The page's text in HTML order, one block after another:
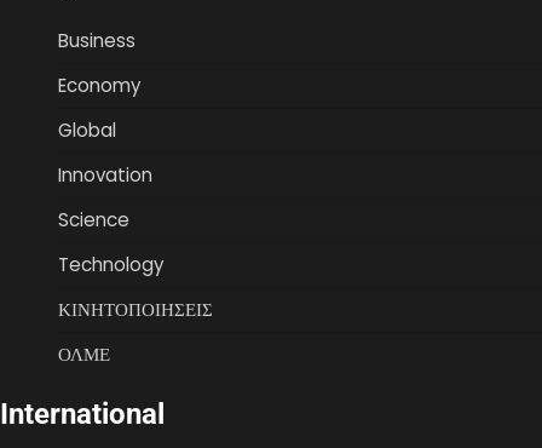
Business
Economy
Global
Innovation
Science
Technology
ΚΙΝΗΤΟΠΟΙΗΣΕΙΣ
ΟΛΜΕ
International